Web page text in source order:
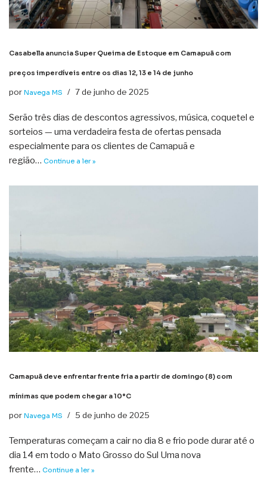
Casabella anuncia Super Queima de Estoque em Camapuã com
preços imperdíveis entre os dias 12, 13 e 14 de junho
por Navega MS 7 de junho de 2025
Serão três dias de descontos agressivos, música, coquetel e
sorteios — uma verdadeira festa de ofertas pensada
especialmente para os clientes de Camapuã e
região… Continue a ler »
Camapuã deve enfrentar frente fria a partir de domingo (8) com
mínimas que podem chegar a 10°C
por Navega MS 5 de junho de 2025
Temperaturas começam a cair no dia 8 e frio pode durar até o
dia 14 em todo o Mato Grosso do Sul Uma nova
frente… Continue a ler »